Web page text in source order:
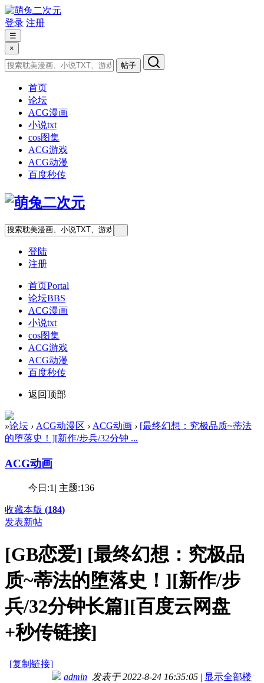
登录 注册
☰
×
帖子
首页
论坛
ACG漫画
小说txt
cos图集
ACG游戏
ACG动漫
百度秒传
登陆
注册
首页Portal
论坛BBS
ACG漫画
小说txt
cos图集
ACG游戏
ACG动漫
百度秒传
返回顶部
»论坛 › ACG动漫区 › ACG动画 › [最终幻想：究极品质~蒂法
的堕落史！][新作/步兵/32分钟 ...
ACG动画
今日:1 | 主题:136
收藏本版 (184)
发表新帖
[GB恋爱] [最终幻想：究极品
质~蒂法的堕落史！][新作/步
兵/32分钟长篇][百度云网盘
+秒传链接]
[复制链接]
admin 发表于 2022-8-24 16:35:05 | 显示全部楼